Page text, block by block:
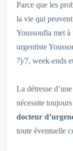
Parce que les
la vie qui
Youssoufia met
urgentiste
7j/7, week-ends
La détresse
nécessite
docteur
toute éventuelle